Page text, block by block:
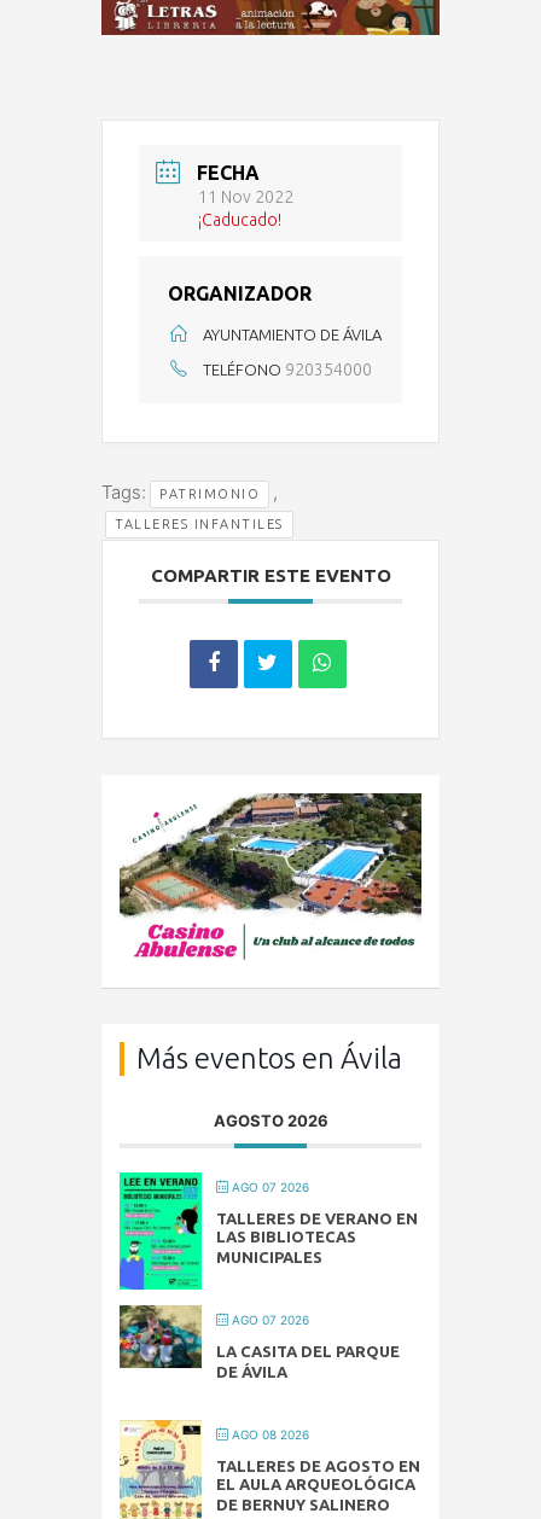
FECHA
11 Nov 2022
¡Caducado!
ORGANIZADOR
AYUNTAMIENTO DE ÁVILA
TELÉFONO 920354000
Tags: PATRIMONIO ,
TALLERES INFANTILES
COMPARTIR ESTE EVENTO
Más eventos en Ávila
AGOSTO 2026
AGO 07 2026
TALLERES DE VERANO EN
LAS BIBLIOTECAS
MUNICIPALES
AGO 07 2026
LA CASITA DEL PARQUE
DE ÁVILA
AGO 08 2026
TALLERES DE AGOSTO EN
EL AULA ARQUEOLÓGICA
DE BERNUY SALINERO